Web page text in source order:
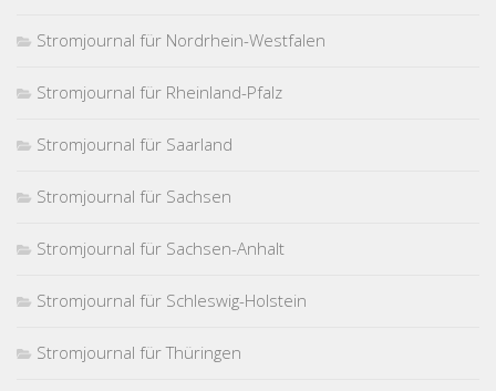
Stromjournal für Nordrhein-Westfalen
Stromjournal für Rheinland-Pfalz
Stromjournal für Saarland
Stromjournal für Sachsen
Stromjournal für Sachsen-Anhalt
Stromjournal für Schleswig-Holstein
Stromjournal für Thüringen